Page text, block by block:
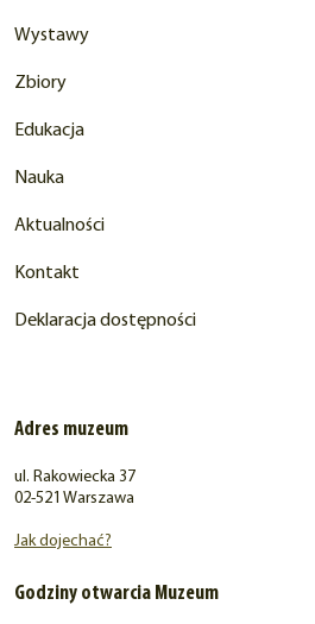
Wystawy
Zbiory
Edukacja
Nauka
Aktualności
Kontakt
Deklaracja dostępności
Adres muzeum
ul. Rakowiecka 37
02-521 Warszawa
Jak dojechać?
Godziny otwarcia Muzeum